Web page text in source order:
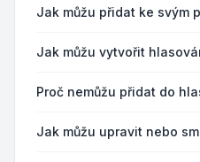
Jak můžu přidat ke svým
Jak můžu vytvořit
Proč nemůžu přidat do
Jak můžu upravit nebo